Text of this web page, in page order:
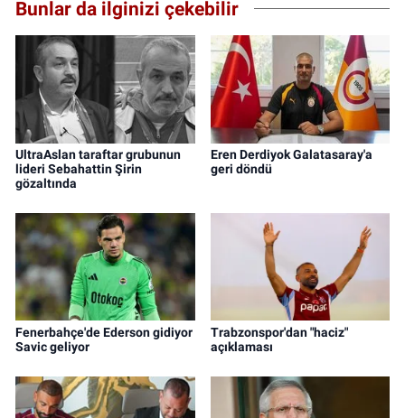
Bunlar da ilginizi çekebilir
UltraAslan taraftar grubunun
lideri Sebahattin Şirin
gözaltında
Eren Derdiyok Galatasaray'a
geri döndü
Fenerbahçe'de Ederson gidiyor
Savic geliyor
Trabzonspor'dan "haciz"
açıklaması